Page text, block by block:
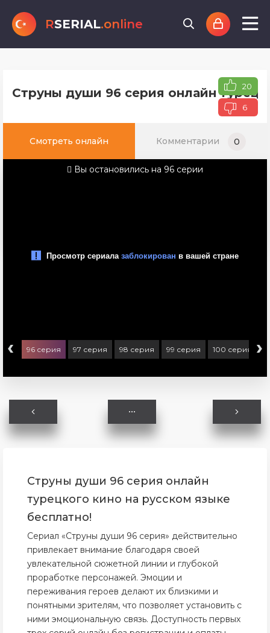
RSERIAL.online
Струны души 96 серия онлайн 20
6
Смотреть онлайн Комментарии 0
Вы остановились на 96 серии
‹ 96 серия 97 серия 98 серия 99 серия 100 серия ›
Струны души 96 серия онлайн
турецкого кино на русском языке
бесплатно!
Сериал «Струны души 96 серия» действительно
привлекает внимание благодаря своей
увлекательной сюжетной линии и глубокой
проработке персонажей. Эмоции и
переживания героев делают их близкими и
понятными зрителям, что позволяет установить с
ними эмоциональную связь. Доступность первых